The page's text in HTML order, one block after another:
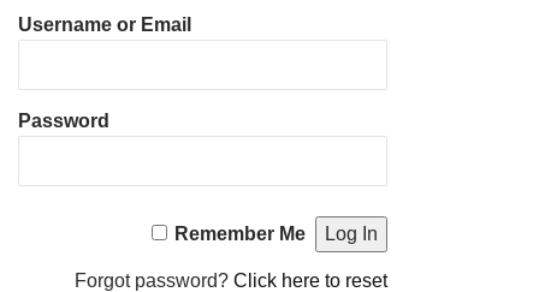
Username or Email
Password
Remember Me
Forgot password?Click here to reset